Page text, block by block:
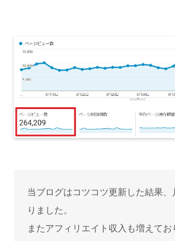
当ブログはコツコツ更新した結果、
りました。
またアフィリエイト収入も増えて